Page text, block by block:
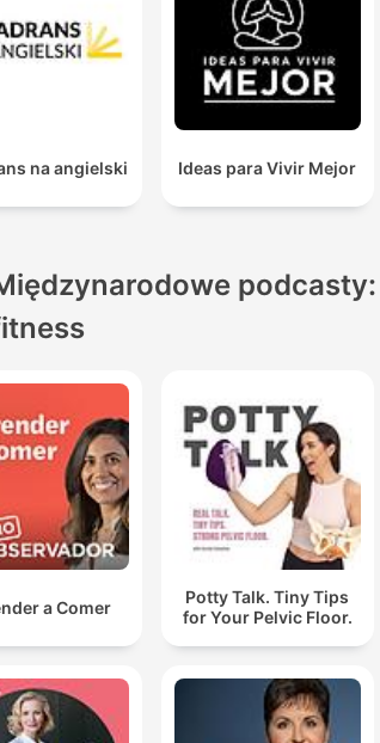
na angielski Ideas para Vivir Mejor
a Comer
Potty Talk. Tiny Tips
for Your Pelvic Floor.